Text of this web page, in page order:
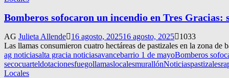
Bomberos sofocaron un incendio en Tres Gracias:
AG Julieta Allende 16 agosto, 202516 agosto, 2025
1033
Las llamas consumieron cuatro hectáreas de pastizales en la zona
ag noticiasalta gracia noticiasavancebarrio 1 de mayoBomberos
secocuarteldotacionesfuegollamaslocalesmurallónNoticiaspastizales
Locales